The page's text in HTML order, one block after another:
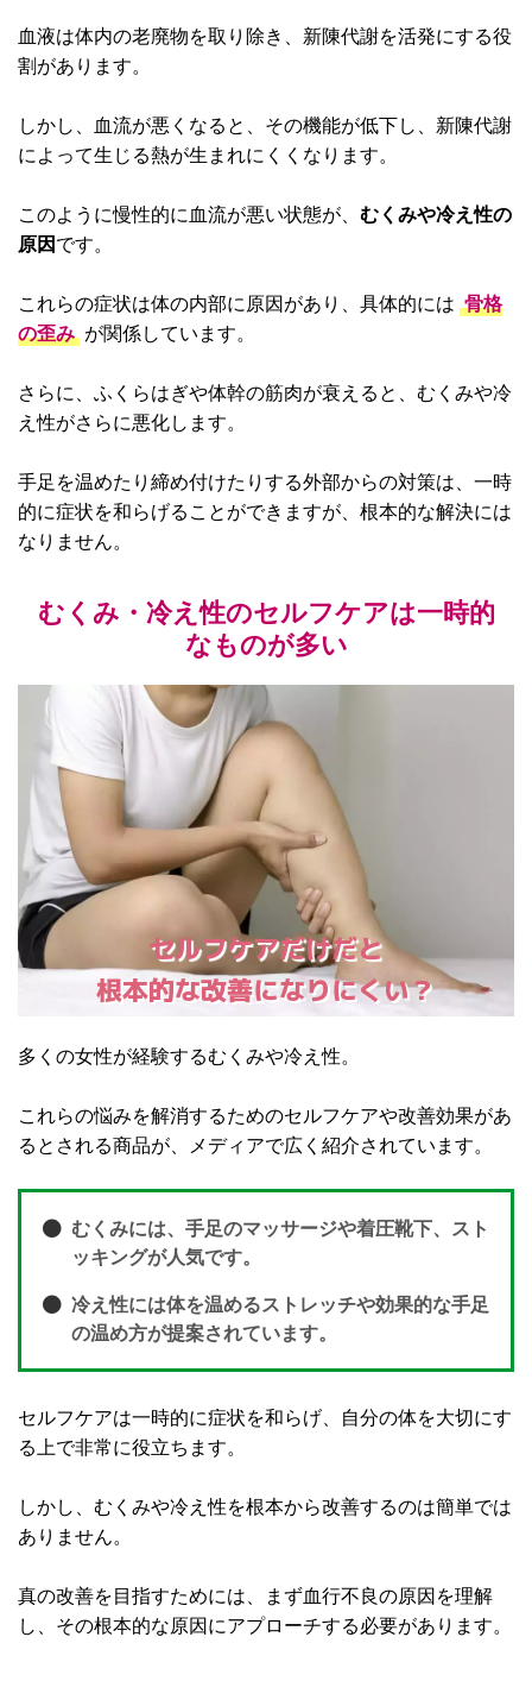
血液は体内の老廃物を取り除き、新陳代謝を活発にする役
割があります。
しかし、血流が悪くなると、その機能が低下し、新陳代謝
によって生じる熱が生まれにくくなります。
このように慢性的に血流が悪い状態が、 むくみや冷え性の
原因です。
これらの症状は体の内部に原因があり、具体的には 骨格
の歪み が関係しています。
さらに、ふくらはぎや体幹の筋肉が衰えると、むくみや冷
え性がさらに悪化します。
手足を温めたり締め付けたりする外部からの対策は、一時
的に症状を和らげることができますが、根本的な解決には
なりません。
むくみ・冷え性のセルフケアは一時的
なものが多い
セルフケアだけだと
根本的な改善になりにくい？
多くの女性が経験するむくみや冷え性。
これらの悩みを解消するためのセルフケアや改善効果があ
るとされる商品が、メディアで広く紹介されています。
むくみには、手足のマッサージや着圧靴下、スト
ッキングが人気です。
冷え性には体を温めるストレッチや効果的な手足
の温め方が提案されています。
セルフケアは一時的に症状を和らげ、自分の体を大切にす
る上で非常に役立ちます。
しかし、むくみや冷え性を根本から改善するのは簡単では
ありません。
真の改善を目指すためには、まず血行不良の原因を理解
し、その根本的な原因にアプローチする必要があります。